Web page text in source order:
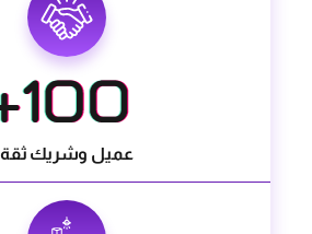
عميل وشريك ثقة